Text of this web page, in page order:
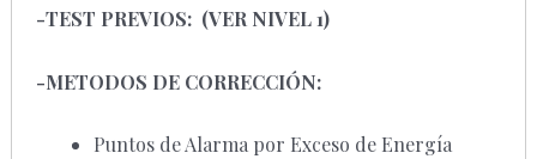
-TEST PREVIOS: (VER NIVEL 1)
-METODOS DE CORRECCIÓN:
Puntos de Alarma por Exceso de Energía